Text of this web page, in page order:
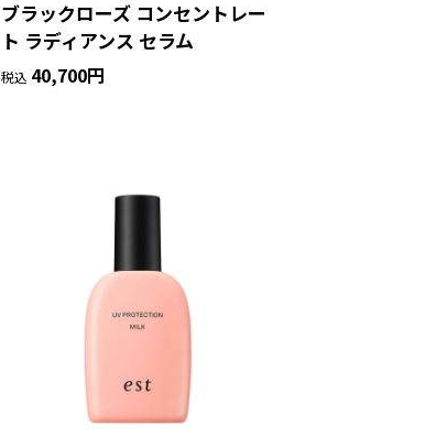
ブラックローズ コンセントレー
ト ラディアンス セラム
税込 40,700円